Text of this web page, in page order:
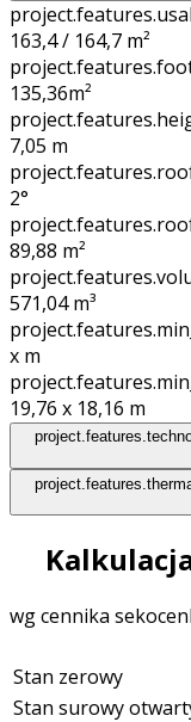
163,4 / 164,7 m²
135,36m²
7,05 m
2°
89,88 m²
571,04m³
x m
19,76 x 18,16 m
wg cennika
Stan zerowy
Stan surowy